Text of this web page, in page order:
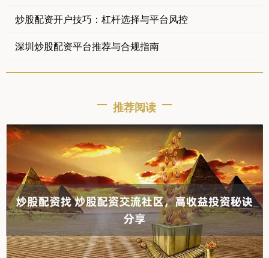
炒股配资开户技巧：杠杆选择与平台风控
深圳炒股配资平台推荐与合规指南
推荐阅读